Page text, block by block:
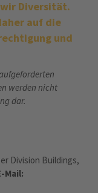
Diversität.
auf die
und
werden nicht
dar.
Division Buildings,
Mail: